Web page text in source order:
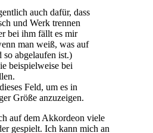
auch dafür, dass
und Werk trennen
bei ihm fällt es mir
man weiß, was auf
so abgelaufen ist.)
beispielweise bei
Feld, um es in
Größe anzuzeigen.
auf dem Akkordeon viele
gespielt. Ich kann mich an